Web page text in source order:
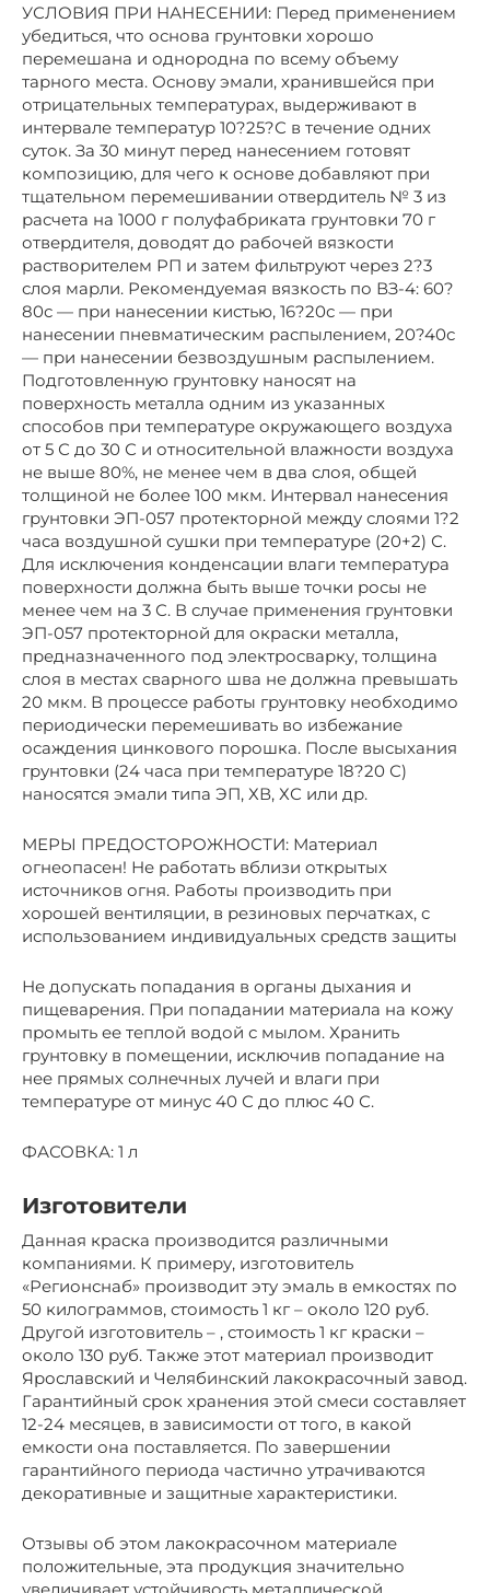
УСЛОВИЯ ПРИ НАНЕСЕНИИ: Перед применением
убедиться, что основа грунтовки хорошо
перемешана и однородна по всему объему
тарного места. Основу эмали, хранившейся при
отрицательных температурах, выдерживают в
интервале температур 10?25?С в течение одних
суток. За 30 минут перед нанесением готовят
композицию, для чего к основе добавляют при
тщательном перемешивании отвердитель № 3 из
расчета на 1000 г полуфабриката грунтовки 70 г
отвердителя, доводят до рабочей вязкости
растворителем РП и затем фильтруют через 2?3
слоя марли. Рекомендуемая вязкость по ВЗ-4: 60?
80с — при нанесении кистью, 16?20с — при
нанесении пневматическим распылением, 20?40с
— при нанесении безвоздушным распылением.
Подготовленную грунтовку наносят на
поверхность металла одним из указанных
способов при температуре окружающего воздуха
от 5 С до 30 С и относительной влажности воздуха
не выше 80%, не менее чем в два слоя, общей
толщиной не более 100 мкм. Интервал нанесения
грунтовки ЭП-057 протекторной между слоями 1?2
часа воздушной сушки при температуре (20+2) С.
Для исключения конденсации влаги температура
поверхности должна быть выше точки росы не
менее чем на 3 С. В случае применения грунтовки
ЭП-057 протекторной для окраски металла,
предназначенного под электросварку, толщина
слоя в местах сварного шва не должна превышать
20 мкм. В процессе работы грунтовку необходимо
периодически перемешивать во избежание
осаждения цинкового порошка. После высыхания
грунтовки (24 часа при температуре 18?20 С)
наносятся эмали типа ЭП, ХВ, ХС или др.
МЕРЫ ПРЕДОСТОРОЖНОСТИ: Материал
огнеопасен! Не работать вблизи открытых
источников огня. Работы производить при
хорошей вентиляции, в резиновых перчатках, с
использованием индивидуальных средств защиты
Не допускать попадания в органы дыхания и
пищеварения. При попадании материала на кожу
промыть ее теплой водой с мылом. Хранить
грунтовку в помещении, исключив попадание на
нее прямых солнечных лучей и влаги при
температуре от минус 40 С до плюс 40 С.
ФАСОВКА: 1 л
Изготовители
Данная краска производится различными
компаниями. К примеру, изготовитель
«Регионснаб» производит эту эмаль в емкостях по
50 килограммов, стоимость 1 кг – около 120 руб.
Другой изготовитель – , стоимость 1 кг краски –
около 130 руб. Также этот материал производит
Ярославский и Челябинский лакокрасочный завод.
Гарантийный срок хранения этой смеси составляет
12-24 месяцев, в зависимости от того, в какой
емкости она поставляется. По завершении
гарантийного периода частично утрачиваются
декоративные и защитные характеристики.
Отзывы об этом лакокрасочном материале
положительные, эта продукция значительно